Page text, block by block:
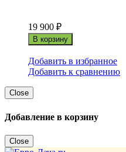
19 900 ₽
В корзину
Добавить в избранное
Добавить к сравнению
Close
Добавление в корзину
Close